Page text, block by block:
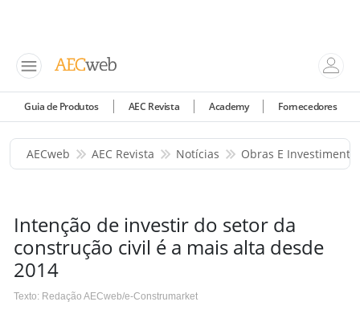
Guia de Produtos AEC Revista Academy Fornecedores
AECweb AEC Revista Notícias Obras E
Intenção de investir do setor da
construção civil é a mais alta desde
2014
Texto: Redação AECweb/e-Construmarket